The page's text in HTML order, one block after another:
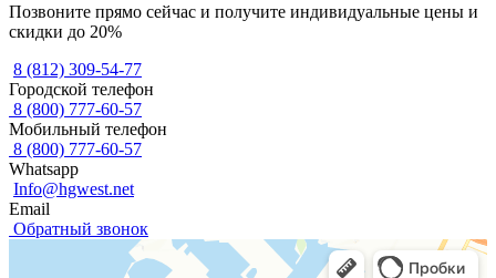
Позвоните прямо сейчас и получите индивидуальные цены и
скидки до 20%
8 (812) 309-54-77
Городской телефон
8 (800) 777-60-57
Мобильный телефон
8 (800) 777-60-57
Whatsapp
Info@hgwest.net
Email
Обратный звонок